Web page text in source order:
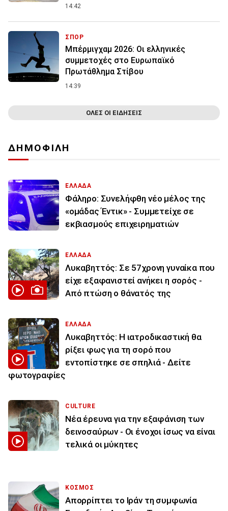
14:42
ΣΠΟΡ
Μπέρμιγχαμ 2026: Οι ελληνικές
συμμετοχές στο Ευρωπαϊκό
Πρωτάθλημα Στίβου
14:39
ΟΛΕΣ ΟΙ ΕΙΔΗΣΕΙΣ
ΔΗΜΟΦΙΛΗ
ΕΛΛΑΔΑ
Φάληρο: Συνελήφθη νέο μέλος της
«ομάδας Έντικ» - Συμμετείχε σε
εκβιασμούς επιχειρηματιών
ΕΛΛΑΔΑ
Λυκαβηττός: Σε 57χρονη γυναίκα που
είχε εξαφανιστεί ανήκει η σορός -
Από πτώση ο θάνατός της
ΕΛΛΑΔΑ
Λυκαβηττός: Η ιατροδικαστική θα
ρίξει φως για τη σορό που
εντοπίστηκε σε σπηλιά - Δείτε
φωτογραφίες
CULTURE
Νέα έρευνα για την εξαφάνιση των
δεινοσαύρων - Οι ένοχοι ίσως να είναι
τελικά οι μύκητες
ΚΟΣΜΟΣ
Απορρίπτει το Ιράν τη συμφωνία